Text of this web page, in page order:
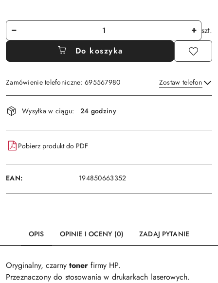
Ilość
szt.
Do koszyka
Zamówienie telefoniczne: 695567980 Zostaw telefon
Dostępność
i
dostawa
Wysyłka w ciągu: 24 godziny
Pobierz produkt do PDF
EAN: 194850663352
OPIS OPINIE I OCENY (0) ZADAJ PYTANIE
Oryginalny, czarny toner firmy HP.
Przeznaczony do stosowania w drukarkach laserowych.